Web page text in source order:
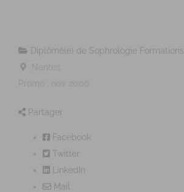
Diplômé(e) de Sophrologie Formations
Nantes
Promo : nov. 2006
Partager
Facebook
Twitter
LinkedIn
Mail